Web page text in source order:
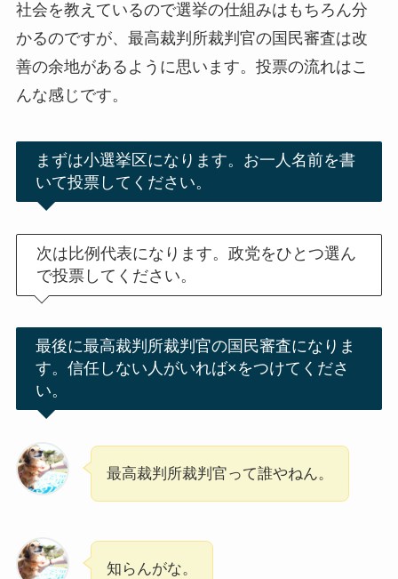
社会を教えているので選挙の仕組みはもちろん分
かるのですが、最高裁判所裁判官の国民審査は改
善の余地があるように思います。投票の流れはこ
んな感じです。
まずは小選挙区になります。お一人名前を書
いて投票してください。
次は比例代表になります。政党をひとつ選ん
で投票してください。
最後に最高裁判所裁判官の国民審査になりま
す。信任しない人がいれば×をつけてくださ
い。
最高裁判所裁判官って誰やねん。
知らんがな。